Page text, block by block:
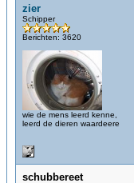
zier
Schipper
Berichten: 3620
wie de mens leerd kenne,
leerd de dieren waardeere
schubbereet